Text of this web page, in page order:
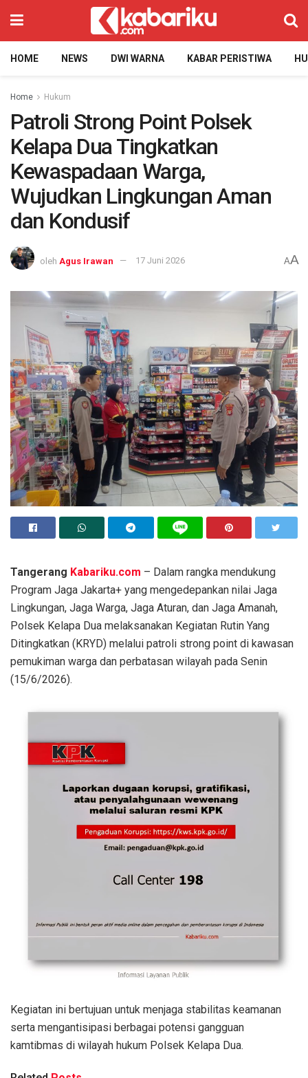
HOME NEWS DWI WARNA KABAR PERISTIWA
Home Hukum
Patroli Strong Point Polsek
Kelapa Dua Tingkatkan
Kewaspadaan Warga,
Wujudkan Lingkungan Aman
dan Kondusif
oleh Agus Irawan 17 Juni 2026 AA
Tangerang Kabariku.com – Dalam rangka mendukung
Program Jaga Jakarta+ yang mengedepankan nilai Jaga
Lingkungan, Jaga Warga, Jaga Aturan, dan Jaga Amanah,
Polsek Kelapa Dua melaksanakan Kegiatan Rutin Yang
Ditingkatkan (KRYD) melalui patroli strong point di kawasan
pemukiman warga dan perbatasan wilayah pada Senin
(15/6/2026).
Kegiatan ini bertujuan untuk menjaga stabilitas keamanan
serta mengantisipasi berbagai potensi gangguan
kamtibmas di wilayah hukum Polsek Kelapa Dua.